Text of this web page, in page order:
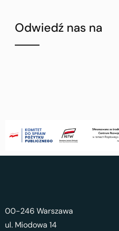
Odwiedź nas na
00-246 Warszawa
ul. Miodowa 14